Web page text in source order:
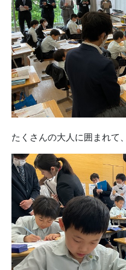
たくさんの大人に囲まれて